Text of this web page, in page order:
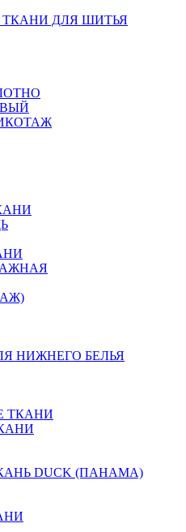
ТКАНИ ДЛЯ ШИТЬЯ
НИЖНЕГО БЕЛЬЯ
ТКАНИ
DUCK (ПАНАМА)